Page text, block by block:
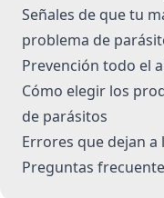
Señales de que tu
problema de
Prevención todo el
Cómo elegir los
de parásitos
Errores que dejan
Preguntas